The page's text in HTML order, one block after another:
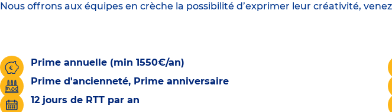
Nous offrons aux équipes en crèche la possibilité d’exprimer leur créativité,
Prime annuelle (min 1550€/an)
Prime d'ancienneté, Prime anniversaire
12 jours de RTT par an